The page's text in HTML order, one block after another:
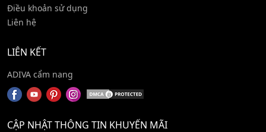
Điều khoản sử dụng
Liên hệ
LIÊN KẾT
ADIVA cẩm nang
CẬP NHẬT THÔNG TIN KHUYẾN MÃI